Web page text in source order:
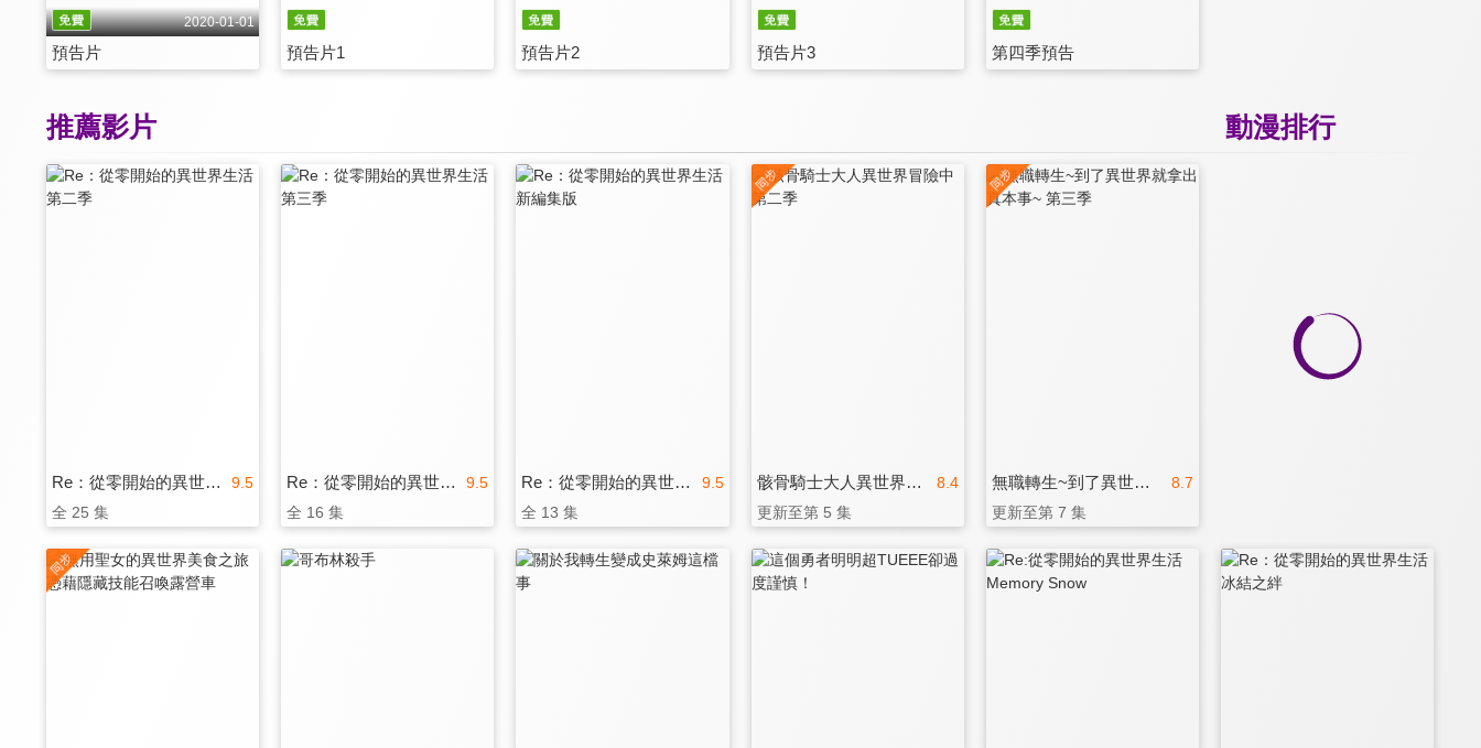
2020-01-01
預告片 預告片1 預告片2 預告片3 第四季預告
動漫排行
推薦影片
9.5
Re：從零開始的異世界生活 第二季
全 25 集
9.5
Re：從零開始的異世界生活 第三季
全 16 集
9.5
Re：從零開始的異世界生活 新編集版
全 13 集
8.4
骸骨騎士大人異世界冒險中 第二季
更新至第 5 集
8.7
無職轉生~到了異世界就拿出真本事~ 第三季
更新至第 7 集